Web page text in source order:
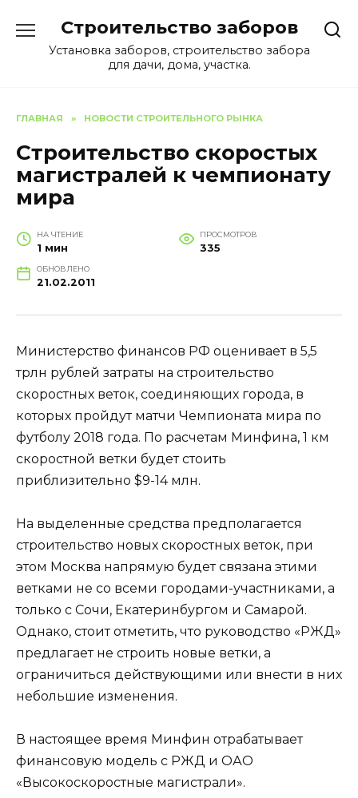
содержанию
Строительство заборов
Установка заборов, строительство забора
для дачи, дома, участка.
ГЛАВНАЯ » НОВОСТИ СТРОИТЕЛЬНОГО РЫНКА
Строительство скоростых
магистралей к чемпионату
мира
НА ЧТЕНИЕ
1 мин
ПРОСМОТРОВ
335
ОБНОВЛЕНО
21.02.2011
Министерство финансов РФ оценивает в 5,5
трлн рублей затраты на строительство
скоростных веток, соединяющих города, в
которых пройдут матчи Чемпионата мира по
футболу 2018 года. По расчетам Минфина, 1 км
скоростной ветки будет стоить
приблизительно $9-14 млн.
На выделенные средства предполагается
строительство новых скоростных веток, при
этом Москва напрямую будет связана этими
ветками не со всеми городами-участниками, а
только с Сочи, Екатеринбургом и Самарой.
Однако, стоит отметить, что руководство «РЖД»
предлагает не строить новые ветки, а
ограничиться действующими или внести в них
небольшие изменения.
В настоящее время Минфин отрабатывает
финансовую модель с РЖД и ОАО
«Высокоскоростные магистрали».